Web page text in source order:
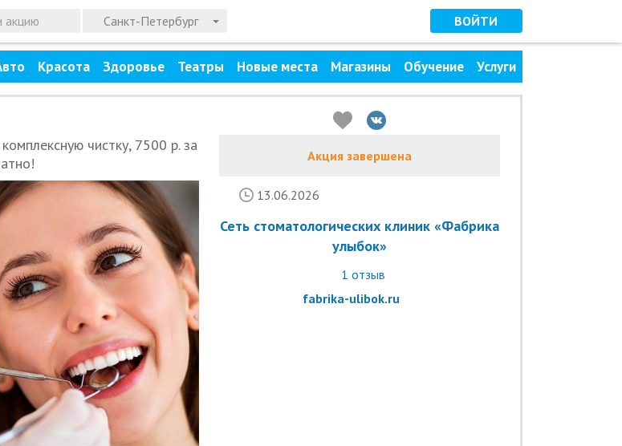
Санкт-Петербург ВОЙТИ
Красота Здоровье Театры Новые места Магазины Обучение Услуги
чистку, 7500 р. за
Акция завершена
13.06.2026
Сеть стоматологических клиник «Фабрика
улыбок»
1 отзыв
fabrika-ulibok.ru